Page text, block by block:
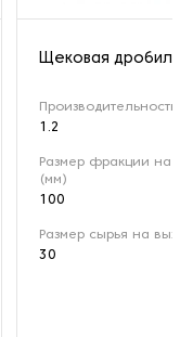
Щековая дробилка
Производительность
1.2
Размер фракции на
(мм)
100
Размер сырья на
30